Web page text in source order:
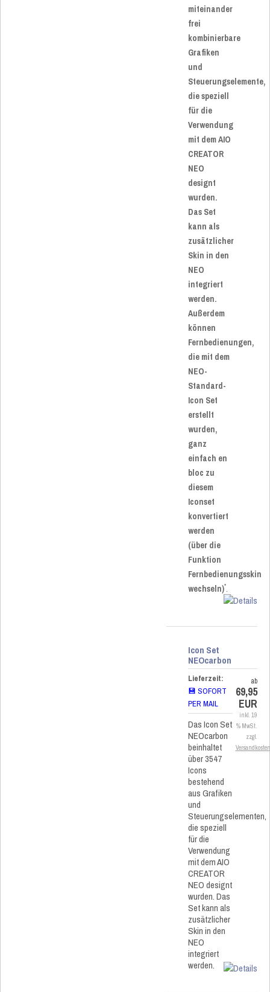
miteinander
frei
kombinierbare
Grafiken
und
Steuerungselemente,
die speziell
für die
Verwendung
mit dem AIO
CREATOR
NEO
designt
wurden.
Das Set
kann als
zusätzlicher
Skin in den
NEO
integriert
werden.
Außerdem
können
Fernbedienungen,
die mit dem
NEO-
Standard-
Icon Set
erstellt
wurden,
ganz
einfach en
bloc zu
diesem
Iconset
konvertiert
werden
(über die
Funktion
Fernbedienungsskin
wechseln)*.
Icon Set
NEOcarbon
Lieferzeit:
💾 SOFORT
PER MAIL
Das Icon Set
NEOcarbon
beinhaltet
über 3547
Icons
bestehend
aus Grafiken
und
Steuerungselementen,
die speziell
für die
Verwendung
mit dem AIO
CREATOR
NEO designt
wurden. Das
Set kann als
zusätzlicher
Skin in den
NEO
integriert
werden.
ab
69,95
EUR
inkl. 19
% MwSt.
zzgl.
Versandkosten